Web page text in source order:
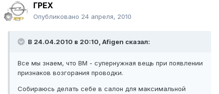
ГРЕХ
Опубликовано 24 апреля, 2010
В 24.04.2010 в 20:10, Afigen сказал:
Все мы знаем, что ВМ - супернужная вещь при появлении
признаков возгорания проводки.
Собираюсь делать себе в салон для максимальной